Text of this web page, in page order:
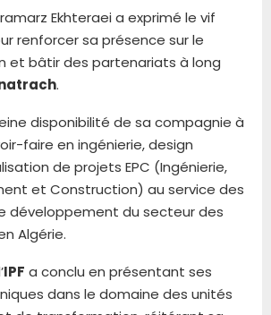
Ekhteraei a exprimé le vif
renforcer sa présence sur le
et bâtir des partenariats à long
.
disponibilité de sa compagnie à
faire en ingénierie, design
de projets EPC (Ingénierie,
et Construction) au service des
développement du secteur des
Algérie.
IPF a conclu en présentant ses
dans le domaine des unités